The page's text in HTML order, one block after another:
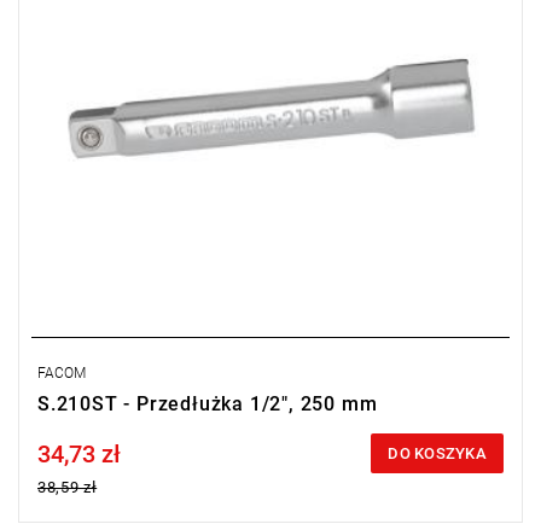
FACOM
S.210ST - Przedłużka 1/2", 250 mm
Price tax included
34,73 zł
38,59 zł
DO KOSZYKA